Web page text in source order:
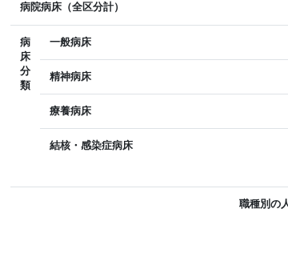
病院病床（全区分計）
病
床
分
類
一般病床
精神病床
療養病床
結核・感染症病床
職種別の